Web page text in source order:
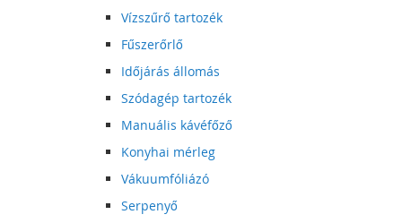
Vízszűrő tartozék
Fűszerőrlő
Időjárás állomás
Szódagép tartozék
Manuális kávéfőző
Konyhai mérleg
Vákuumfóliázó
Serpenyő